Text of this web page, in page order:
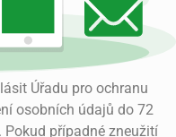
Úřadu pro ochranu
osobních údajů do 72
případné zneužití